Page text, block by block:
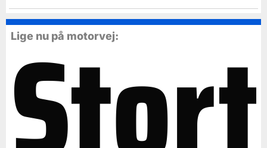
Lige nu på motorvej: